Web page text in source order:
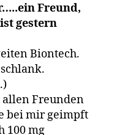
Freund,
gestern
Biontech.
Freunden
bei mir geimpft
100 mg